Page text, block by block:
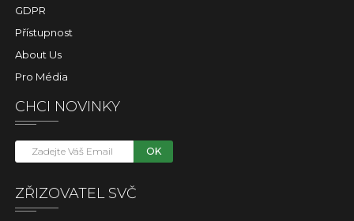
GDPR
Přístupnost
About Us
Pro Média
CHCI NOVINKY
OK
ZŘIZOVATEL SVČ